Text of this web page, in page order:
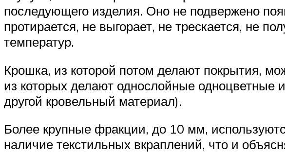
последующего изделия. Оно не подвержено
протирается, не выгорает, не трескается, не
температур.
Крошка, из которой потом делают покрытия,
из которых делают однослойные
другой кровельный материал).
Более крупные фракции, до 10 мм,
наличие текстильных вкраплений, что и